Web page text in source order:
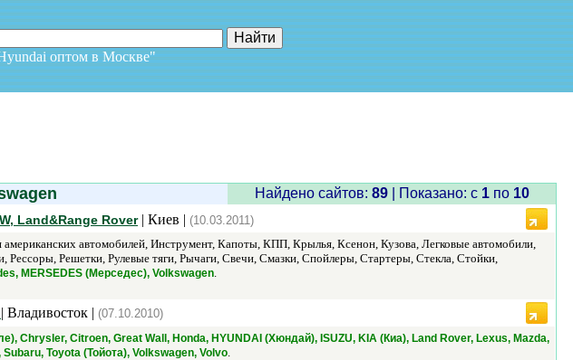
оптом в Москве"
Найдено сайтов: 89| Показано: c 1по 10
Land&Range Rover| Киев | (10.03.2011)
американских автомобилей, Инструмент, Капоты, КПП, Крылья, Ксенон, Кузова, Легковые автомобили,
Решетки, Рулевые тяги, Рычаги, Свечи, Смазки, Спойлеры, Стартеры, Стекла, Стойки,
MERSEDES (Мерседес), Volkswagen.
| Владивосток | (07.10.2010)
Chrysler, Citroen, Great Wall, Honda, HYUNDAI (Хюндай), ISUZU, KIA (Киа), Land Rover, Lexus, Mazda,
Toyota (Тойота), Volkswagen, Volvo.